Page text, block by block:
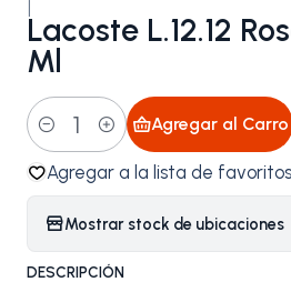
Lacoste L.12.12
Ml
Cantidad
Agregar al Carro
Agregar a la lista de favoritos
Mostrar stock de ubicaciones
DESCRIPCIÓN